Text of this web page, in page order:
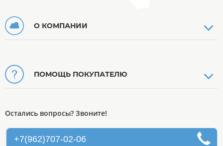
О КОМПАНИИ
ПОМОЩЬ ПОКУПАТЕЛЮ
Остались вопросы? Звоните!
+7(962)707-02-06